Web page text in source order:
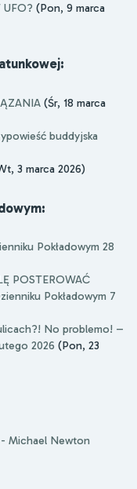
UFO? (Pon, 9 marca
(Śr, 18 marca
buddyjska
3 marca 2026)
Pokładowym 28
POSTEROWAĆ
Pokładowym 7
No problemo! –
2026 (Pon, 23
- Michael Newton